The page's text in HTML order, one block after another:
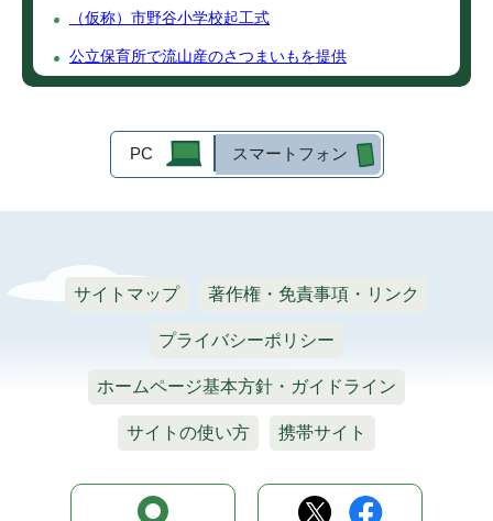
（仮称）市野谷小学校起工式
公立保育所で流山産のさつまいもを提供
PC スマートフォン
サイトマップ 著作権・免責事項・リンク
プライバシーポリシー
ホームページ基本方針・ガイドライン
サイトの使い方 携帯サイト